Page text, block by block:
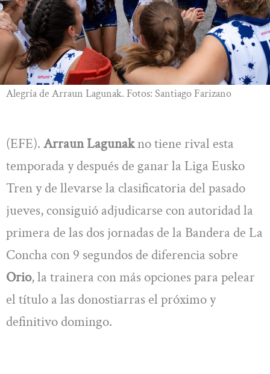
Alegría de Arraun Lagunak. Fotos: Santiago Farizano
(EFE). Arraun Lagunakno tiene rival esta
temporada y después de ganar la Liga Eusko
Tren y de llevarse la clasificatoria del pasado
jueves, consiguió adjudicarse con autoridad la
primera de las dos jornadas de la Bandera de La
Concha con 9 segundos de diferencia sobre
Orio, la trainera con más opciones para pelear
el título a las donostiarras el próximo y
definitivo domingo.